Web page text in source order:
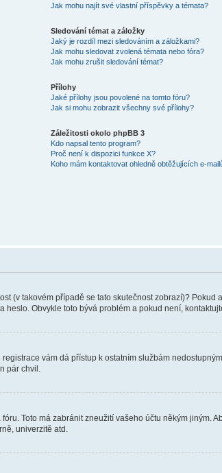
Jak mohu najít své vlastní příspěvky a témata?
Sledování témat a záložky
Jaký je rozdíl mezi sledováním a záložkami?
Jak mohu sledovat zvolená témata nebo fóra?
Jak mohu zrušit sledování témat?
Přílohy
Jaké přílohy jsou povolené na tomto fóru?
Jak si mohu zobrazit všechny své přílohy?
Záležitosti okolo phpBB 3
Kdo napsal tento program?
Proč není k dispozici funkce X?
Koho mám kontaktovat ohledně obtěžujících e-
(v takovém případě se tato skutečnost zobrazí)? Pokud
Obvykle toto bývá problém a pokud není,
vám dá přístup k ostatním službám
pár chvil.
Toto má zabránit zneužití vašeho účtu někým jiným.
univerzitě atd.